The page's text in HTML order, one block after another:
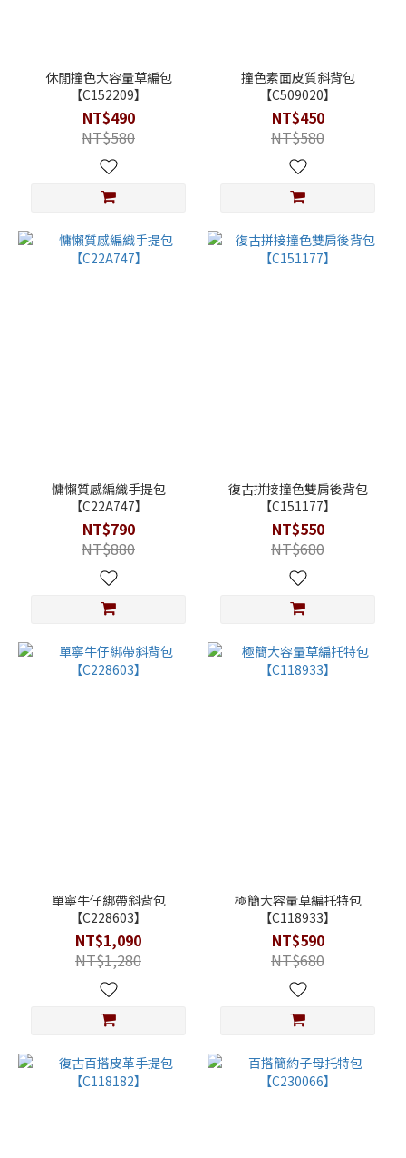
休閒撞色大容量草編包
【C152209】
NT$490
NT$580
撞色素面皮質斜背包
【C509020】
NT$450
NT$580
慵懶質感編織手提包
【C22A747】
NT$790
NT$880
復古拼接撞色雙肩後背包
【C151177】
NT$550
NT$680
單寧牛仔綁帶斜背包
【C228603】
NT$1,090
NT$1,280
極簡大容量草編托特包
【C118933】
NT$590
NT$680